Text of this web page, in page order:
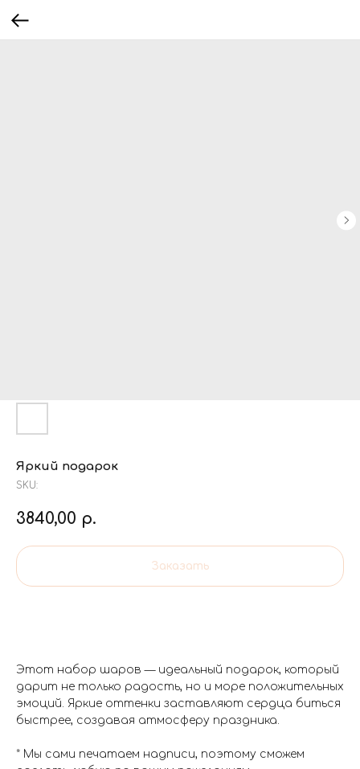
Яркий подарок
SKU:
3840,00 р.
Заказать
Этот набор шаров — идеальный подарок, который
дарит не только радость, но и море положительных
эмоций. Яркие оттенки заставляют сердца биться
быстрее, создавая атмосферу праздника.
* Мы сами печатаем надписи, поэтому сможем